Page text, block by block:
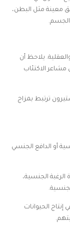
معينة مثل البطن،
الجسم.
يلاحظ أن
الاكتئاب
ترتبط بمزاج
أو الدافع الجنسي
الجنسية،
الحيوانات